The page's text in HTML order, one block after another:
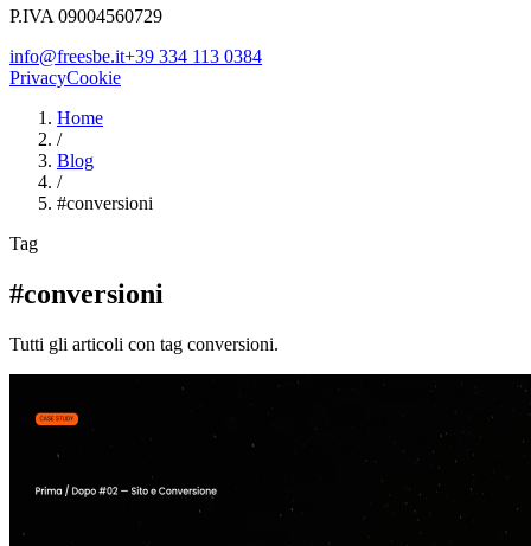
P.IVA 09004560729
info@freesbe.it+39 334 113 0384
PrivacyCookie
Home
/
Blog
/
#conversioni
Tag
#conversioni
Tutti gli articoli con tag conversioni.